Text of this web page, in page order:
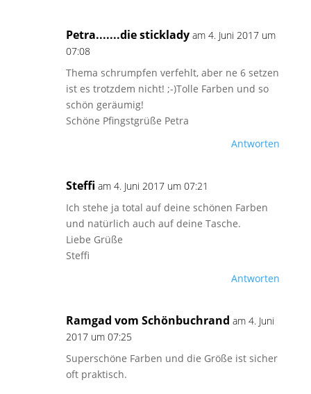
Petra.......die sticklady am 4. Juni 2017 um
07:08
Thema schrumpfen verfehlt, aber ne 6 setzen
ist es trotzdem nicht! ;-)Tolle Farben und so
schön geräumig!
Schöne Pfingstgrüße Petra
Antworten
Steffi am 4. Juni 2017 um 07:21
Ich stehe ja total auf deine schönen Farben
und natürlich auch auf deine Tasche.
Liebe Grüße
Steffi
Antworten
Ramgad vom Schönbuchrand am 4. Juni
2017 um 07:25
Superschöne Farben und die Größe ist sicher
oft praktisch.